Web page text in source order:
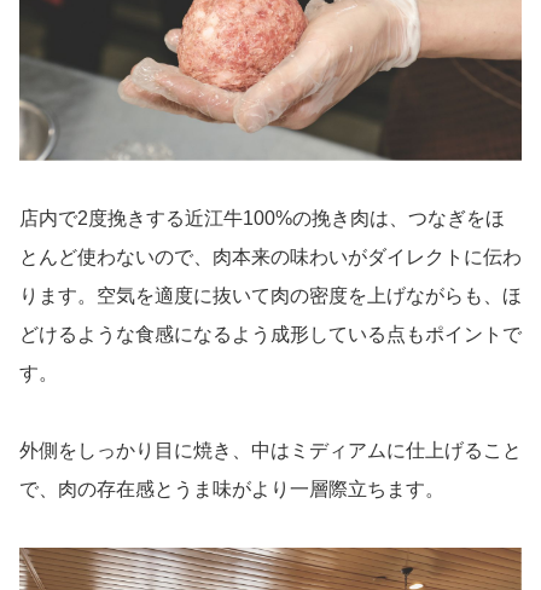
店内で2度挽きする近江牛100%の挽き肉は、つなぎをほ
とんど使わないので、肉本来の味わいがダイレクトに伝わ
ります。空気を適度に抜いて肉の密度を上げながらも、ほ
どけるような食感になるよう成形している点もポイントで
す。
外側をしっかり目に焼き、中はミディアムに仕上げること
で、肉の存在感とうま味がより一層際立ちます。